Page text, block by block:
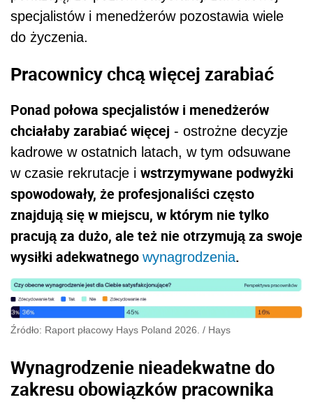
specjalistów i menedżerów pozostawia wiele
do życzenia.
Pracownicy chcą więcej zarabiać
Ponad połowa specjalistów i menedżerów
chciałaby zarabiać więcej - ostrożne decyzje
kadrowe w ostatnich latach, w tym odsuwane
w czasie rekrutacje i wstrzymywane podwyżki
spowodowały, że profesjonaliści często
znajdują się w miejscu, w którym nie tylko
pracują za dużo, ale też nie otrzymują za swoje
wysiłki adekwatnego wynagrodzenia.
Źródło: Raport płacowy Hays Poland 2026. / Hays
Wynagrodzenie nieadekwatne do
zakresu obowiązków pracownika